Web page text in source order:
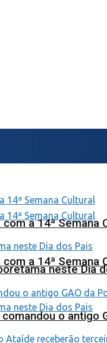
a 14ª Semana
a 14ª Semana
neste Dia
o antigo